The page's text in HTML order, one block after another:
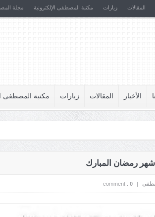
المقالات زيارات مكتبة المصطفى الإلكترونية مجلة
الأخبار المقالات زيارات مكتبة المصطفى
رمضان المبارك
|
comment : 0